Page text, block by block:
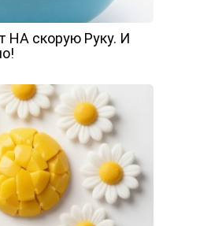
НА скорую Руку. И